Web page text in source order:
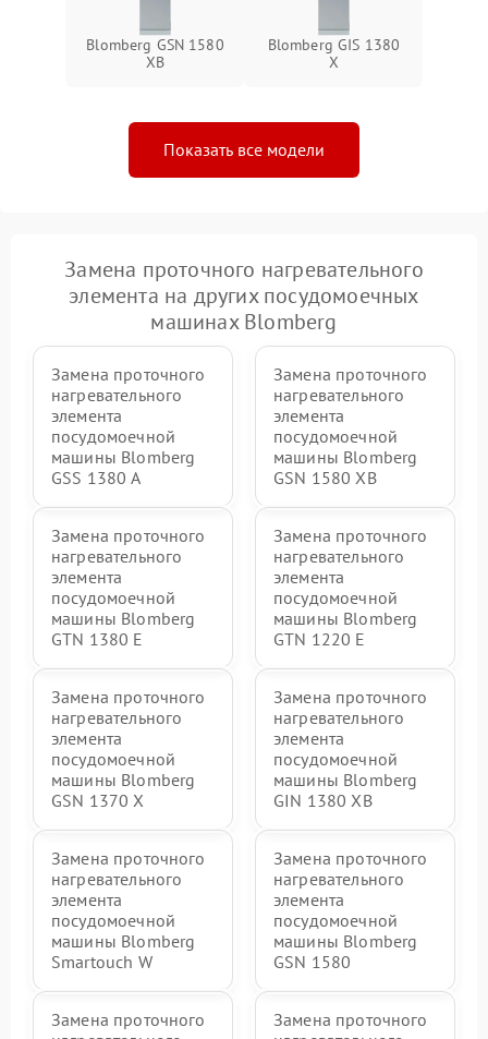
Blomberg GSN 1580
XB
Blomberg GIS 1380
X
Показать все модели
Замена проточного нагревательного
элемента на других посудомоечных
машинах Blomberg
Замена проточного
нагревательного
элемента
посудомоечной
машины Blomberg
GSS 1380 А
Замена проточного
нагревательного
элемента
посудомоечной
машины Blomberg
GSN 1580 XB
Замена проточного
нагревательного
элемента
посудомоечной
машины Blomberg
GTN 1380 E
Замена проточного
нагревательного
элемента
посудомоечной
машины Blomberg
GTN 1220 E
Замена проточного
нагревательного
элемента
посудомоечной
машины Blomberg
GSN 1370 X
Замена проточного
нагревательного
элемента
посудомоечной
машины Blomberg
GIN 1380 XB
Замена проточного
нагревательного
элемента
посудомоечной
машины Blomberg
Smartouch W
Замена проточного
нагревательного
элемента
посудомоечной
машины Blomberg
GSN 1580
Замена проточного
Замена проточного